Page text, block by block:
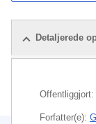
Detaljerede
Offentliggjort:
Forfatter(e):